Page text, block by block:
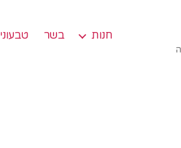
חנות בשר טבעוני